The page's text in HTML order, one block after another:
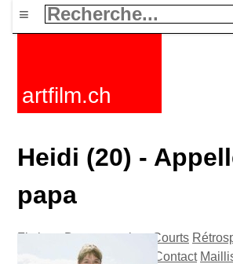
≡
artfilm.ch
Heidi (20) -
papa
Fictions Documentaires Courts
F-Rated Contact